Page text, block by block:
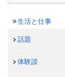
生活と仕事
話題
体験談